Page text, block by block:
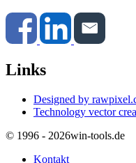
Links
Designed by
Technology vector
© 1996 - 2026win-tools.de
Kontakt